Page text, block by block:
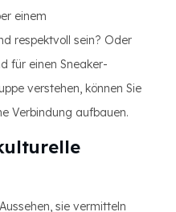
einem
respektvoll sein? Oder
für einen Sneaker-
verstehen, können Sie
Verbindung aufbauen.
sie vermitteln